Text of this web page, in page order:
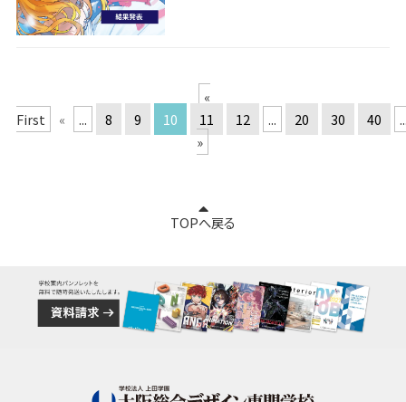
«
First
« ... 8 9 10 11 12 ... 20 30 40
»
TOPへ戻る